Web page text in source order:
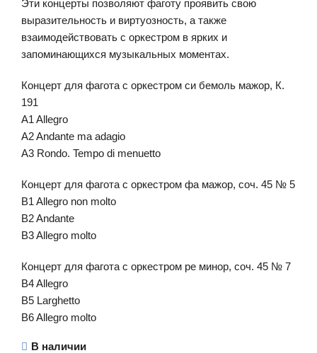
Эти концерты позволяют фаготу проявить свою
выразительность и виртуозность, а также
взаимодействовать с оркестром в ярких и
запоминающихся музыкальных моментах.
Концерт для фагота с оркестром си бемоль мажор, К.
191
A1 Allegro
A2 Andante ma adagio
A3 Rondo. Tempo di menuetto
Концерт для фагота с оркестром фа мажор, соч. 45 № 5
B1 Allegro non molto
B2 Andante
B3 Allegro molto
Концерт для фагота с оркестром ре минор, соч. 45 № 7
B4 Allegro
B5 Larghetto
B6 Allegro molto
В наличии